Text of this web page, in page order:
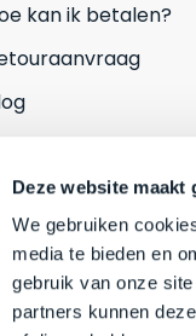
Deze website maakt
We gebruiken
media te bieden en
gebruik van onze
partners kunnen
kan ik betalen?